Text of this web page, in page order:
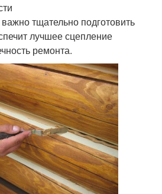
Трещины в дереве
Небольшие трещины
Древесины перед
устранением
тщательно подготовить
лучшее сцепление
ремонта.